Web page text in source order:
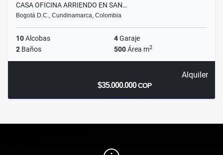
CASA OFICINA ARRIENDO EN SAN…
Bogotá D.C., Cundinamarca, Colombia
10Alcobas 4Garaje
2 Baños 500Área m2
Alquiler
$35.000.000COP